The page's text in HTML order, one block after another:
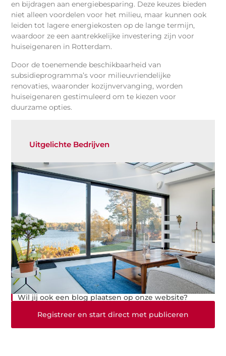
en bijdragen aan energiebesparing. Deze keuzes bieden
niet alleen voordelen voor het milieu, maar kunnen ook
leiden tot lagere energiekosten op de lange termijn,
waardoor ze een aantrekkelijke investering zijn voor
huiseigenaren in Rotterdam.
Door de toenemende beschikbaarheid van
subsidieprogramma’s voor milieuvriendelijke
renovaties, waaronder kozijnvervanging, worden
huiseigenaren gestimuleerd om te kiezen voor
duurzame opties.
Uitgelichte Bedrijven
Wil jij ook een blog plaatsen op onze website?
Registreer en start direct met publiceren